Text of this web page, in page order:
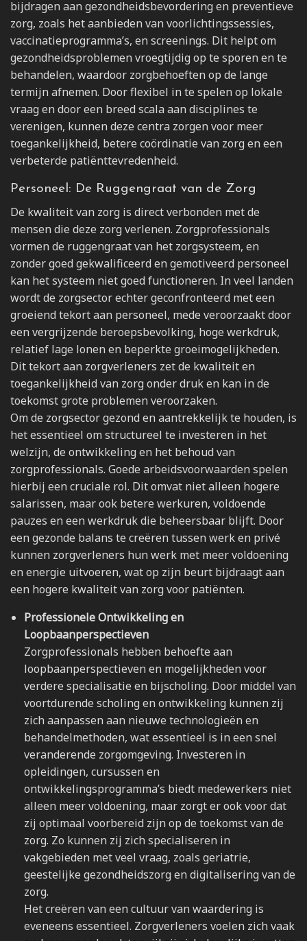
bijdragen aan gezondheidsbevordering en preventieve
zorg, zoals het aanbieden van voorlichtingssessies,
vaccinatieprogramma’s, en screenings. Dit helpt om
gezondheidsproblemen vroegtijdig op te sporen en te
behandelen, waardoor zorgbehoeften op de lange
termijn afnemen. Door flexibel in te spelen op lokale
vraag en door een breed scala aan disciplines te
verenigen, kunnen deze centra zorgen voor meer
toegankelijkheid, betere coördinatie van zorg en een
verbeterde patiënttevredenheid.
Personeel: De Ruggengraat van de Zorg
De kwaliteit van zorg is direct verbonden met de
mensen die deze zorg verlenen. Zorgprofessionals
vormen de ruggengraat van het zorgsysteem, en
zonder goed gekwalificeerd en gemotiveerd personeel
kan het systeem niet goed functioneren. In veel landen
wordt de zorgsector echter geconfronteerd met een
groeiend tekort aan personeel, mede veroorzaakt door
een vergrijzende beroepsbevolking, hoge werkdruk,
relatief lage lonen en beperkte groeimogelijkheden.
Dit tekort aan zorgverleners zet de kwaliteit en
toegankelijkheid van zorg onder druk en kan in de
toekomst grote problemen veroorzaken.
Om de zorgsector gezond en aantrekkelijk te houden, is
het essentieel om structureel te investeren in het
welzijn, de ontwikkeling en het behoud van
zorgprofessionals. Goede arbeidsvoorwaarden spelen
hierbij een cruciale rol. Dit omvat niet alleen hogere
salarissen, maar ook betere werkuren, voldoende
pauzes en een werkdruk die beheersbaar blijft. Door
een gezonde balans te creëren tussen werk en privé
kunnen zorgverleners hun werk met meer voldoening
en energie uitvoeren, wat op zijn beurt bijdraagt aan
een hogere kwaliteit van zorg voor patiënten.
Professionele Ontwikkeling en
Loopbaanperspectieven
Zorgprofessionals hebben behoefte aan
loopbaanperspectieven en mogelijkheden voor
verdere specialisatie en bijscholing. Door middel van
voortdurende scholing en ontwikkeling kunnen zij
zich aanpassen aan nieuwe technologieën en
behandelmethoden, wat essentieel is in een snel
veranderende zorgomgeving. Investeren in
opleidingen, cursussen en
ontwikkelingsprogramma’s biedt medewerkers niet
alleen meer voldoening, maar zorgt er ook voor dat
zij optimaal voorbereid zijn op de toekomst van de
zorg. Zo kunnen zij zich specialiseren in
vakgebieden met veel vraag, zoals geriatrie,
geestelijke gezondheidszorg en digitalisering van de
zorg.
Het creëren van een cultuur van waardering is
eveneens essentieel. Zorgverleners voelen zich vaak